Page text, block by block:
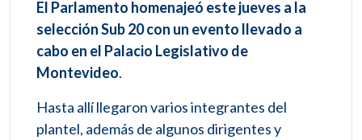
El Parlamento homenajeó este jueves a la
selección Sub 20 con un evento llevado a
cabo en el Palacio Legislativo de
Montevideo.
Hasta allí llegaron varios integrantes del
plantel, además de algunos dirigentes y